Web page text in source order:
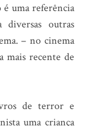
é uma referência
outras
– no cinema
mais recente de
de terror e
uma criança